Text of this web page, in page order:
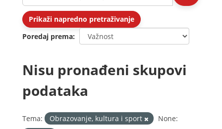
Prikaži napredno pretraživanje
Poredaj prema
Nisu pronađeni skupovi
podataka
Tema: Obrazovanje, kultura i sport
None: